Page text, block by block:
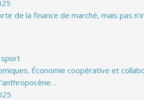
de la finance de marché, mais pas
sport
Économie coopérative et